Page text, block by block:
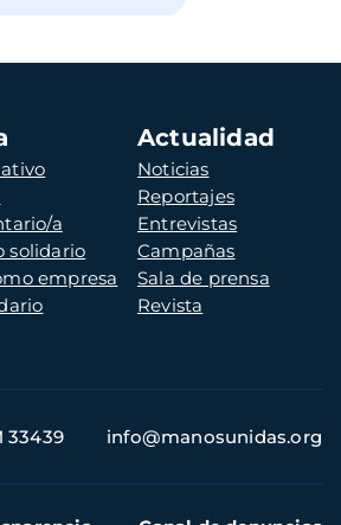
a
solidario
empresa
Actualidad
Noticias
Reportajes
Entrevistas
Campañas
Sala de prensa
Revista
33439 info@manosunidas.org